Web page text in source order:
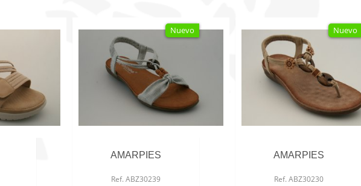
Nuevo
AMARPIES
Ref. ABZ30239
Nuevo
AMARPIES
Ref. ABZ30230